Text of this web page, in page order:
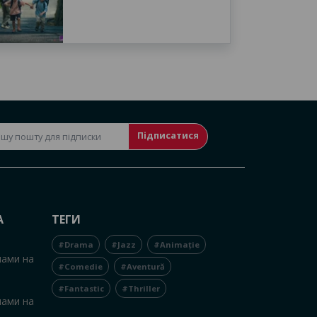
Підписатися
на
на
ТЕГИ
#Drama #Jazz #Animație
#Comedie #Aventură
#Fantastic #Thriller